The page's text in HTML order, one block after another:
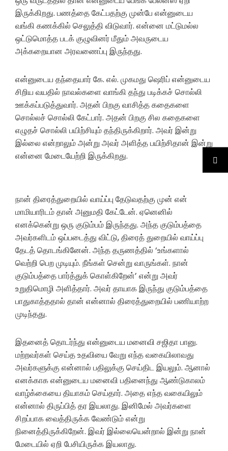
இருக்கிறது.‌ பணத்தை கேட்பதற்கு முன்பே என்னுடைய
வங்கி கணக்கில் செலுத்தி விடுவார். என்னை மட்டுமல்ல
ஒட்டுமொத்த படக் குழுவினர் மீதும் அவருடைய
அக்கறையான அரவணைப்பு இருந்தது.‌
என்னுடைய தந்தையார் கே. எல். முகமது ஷெரிப் என்னுடைய
சிறிய வயதில் நாவல்களை வாங்கி தந்து படிக்கச் சொல்லி
ஊக்கப்படுத்துவார். அதன் பிறகு வாசித்த கதைகளை
சொல்லச் சொல்லி கேட்பார்.‌ அதன் பிறகு சில கதைகளை
எழுதச் சொல்லி பயிற்சியும் தந்திருக்கிறார். அவர் இன்று
இல்லை என்றாலும் அன்று அவர் அளித்த பயிற்சிதான் இன்று
என்னை மேடையேற்றி இருக்கிறது.
நான் திரைத்துறையில் வாய்ப்பு தேடுவதற்கு முன் என்
மாமியாரிடம் தான் அனுமதி கேட்டேன். ஏனெனில்
எனக்கென்று ஒரு குடும்பம் இருந்தது. அந்த குடும்பத்தை
அவர்களிடம் ஒப்படைத்து விட்டு, திரைத் துறையில் வாய்ப்பு
தேடத் தொடங்கினேன். அந்த தருணத்தில் ‘உங்களால்
வெற்றி பெற முடியும். நீங்கள் சென்று வாருங்கள். நான்
குடும்பத்தை பார்த்துக் கொள்கிறேன்’ என்று அவர்
உறுதிமொழி அளித்தார். அவர் தாயாக இருந்து குடும்பத்தை
பாதுகாத்ததால் தான் என்னால் திரைத்துறையில் பணியாற்ற
முடிந்தது.
இதனைத் தொடர்ந்து என்னுடைய மனைவி சஜிதா பானு.
மற்றவர்கள் செய்த உதவியை வேறு எந்த வகையிலாவது
அவர்களுக்கு என்னால் பதிலுக்கு செய்திட இயலும். ஆனால்
எனக்காக என்னுடைய மனைவி பதினைந்து ஆண்டுகாலம்
வாழ்க்கையை தியாகம் செய்தார். அதை எந்த வகையிலும்
என்னால் திருப்பித் தர இயலாது. இனிமேல் அவர்களை
சிறப்பாக வைத்திருக்க வேண்டும் என்று
நினைத்திருக்கிறேன்.‌ இவர் இல்லையென்றால் இன்று நான்
மேடையில் ஏறி பேசியிருக்க இயலாது.